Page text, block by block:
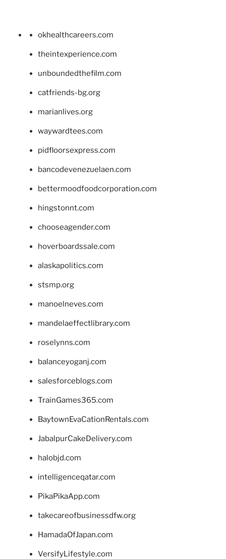
okhealthcareers.com
theintexperience.com
unboundedthefilm.com
catfriends-bg.org
marianlives.org
waywardtees.com
pidfloorsexpress.com
bancodevenezuelaen.com
bettermoodfoodcorporation.com
hingstonnt.com
chooseagender.com
hoverboardssale.com
alaskapolitics.com
stsmp.org
manoelneves.com
mandelaeffectlibrary.com
roselynns.com
balanceyoganj.com
salesforceblogs.com
TrainGames365.com
BaytownEvaCationRentals.com
JabalpurCakeDelivery.com
halobjd.com
intelligenceqatar.com
PikaPikaApp.com
takecareofbusinessdfw.org
HamadaOfJapan.com
VersifyLifestyle.com